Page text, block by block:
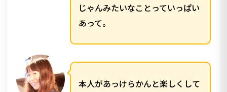
じゃんみたいなことっていっぱい
あって。
本人があっけらかんと楽しくして